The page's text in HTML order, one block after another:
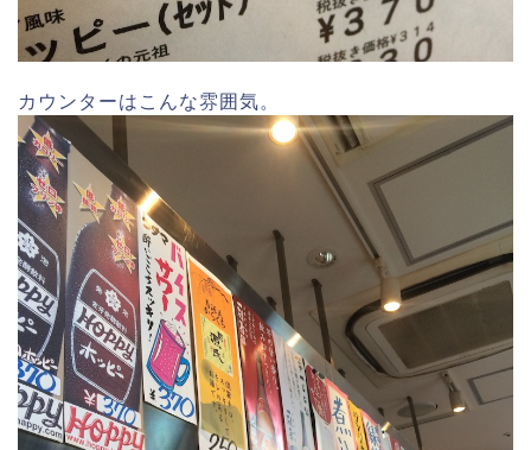
カウンターはこんな雰囲気。